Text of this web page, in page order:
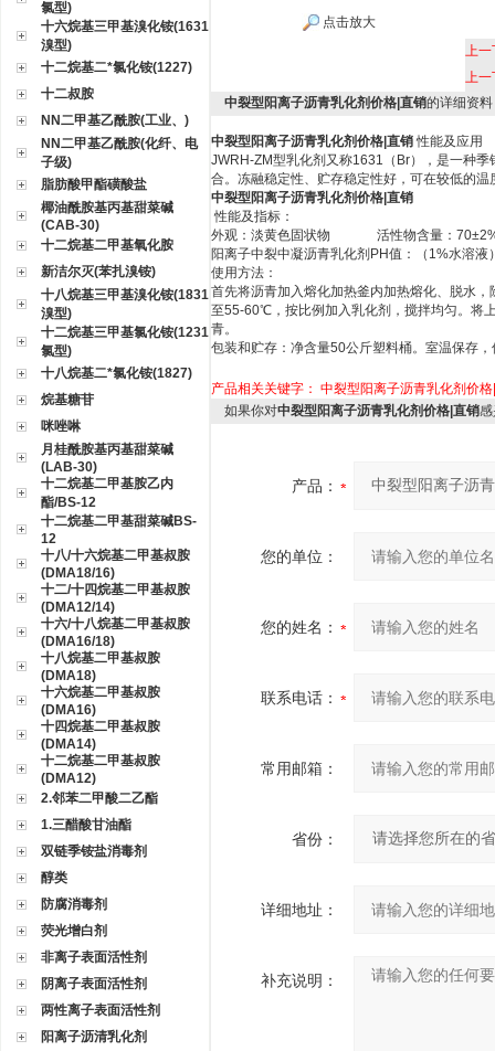
氯型)
十六烷基三甲基溴化铵(1631
溴型)
十二烷基二*氯化铵(1227)
十二叔胺
NN二甲基乙酰胺(工业、)
NN二甲基乙酰胺(化纤、电
子级)
脂肪酸甲酯磺酸盐
椰油酰胺基丙基甜菜碱
(CAB-30)
十二烷基二甲基氧化胺
新洁尔灭(苯扎溴铵)
十八烷基三甲基溴化铵(1831
溴型)
十二烷基三甲基氯化铵(1231
氯型)
十八烷基二*氯化铵(1827)
烷基糖苷
咪唑啉
月桂酰胺基丙基甜菜碱
(LAB-30)
十二烷基二甲基胺乙内
酯/BS-12
十二烷基二甲基甜菜碱BS-
12
十八/十六烷基二甲基叔胺
(DMA18/16)
十二/十四烷基二甲基叔胺
(DMA12/14)
十六/十八烷基二甲基叔胺
(DMA16/18)
十八烷基二甲基叔胺
(DMA18)
十六烷基二甲基叔胺
(DMA16)
十四烷基二甲基叔胺
(DMA14)
十二烷基二甲基叔胺
(DMA12)
2.邻苯二甲酸二乙酯
1.三醋酸甘油酯
双链季铵盐消毒剂
醇类
防腐消毒剂
荧光增白剂
非离子表面活性剂
阴离子表面活性剂
两性离子表面活性剂
阳离子沥清乳化剂
点击放大
上一
上一
中裂型阳离子沥青乳化剂价格|直销的详细资
中裂型阳离子沥青乳化剂价格|直销性能及应用
JWRH-ZM型乳化剂又称1631 （ Br），是一种
合。冻融稳定性、贮存稳定性好，可在较低的
中裂型阳离子沥青乳化剂价格|直销
性能及指标：
外观：淡黄色固状物
活性物含量： 70±
阳离子中裂中凝沥青乳化剂PH值：（ 1%水溶液
使用方法：
首先将沥青加入熔化加热釜内加热熔化、脱水，
至55-60℃，按比例加入乳化剂，搅拌均匀。将
青。
包装和贮存：净含量50公斤塑料桶。室温保存
产品相关关键字： 中裂型阳离子沥青乳化剂价
如果你对中裂型阳离子沥青乳化剂价格|直销
产品：
您的单位：
您的姓名：
联系电话：
常用邮箱：
省份：
详细地址：
补充说明：